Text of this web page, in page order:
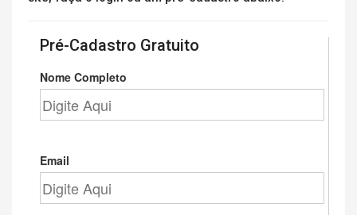
Pré-Cadastro Gratuito
Nome Completo
Email